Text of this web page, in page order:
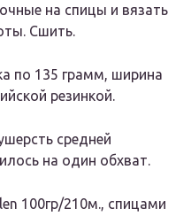
на спицы и вязать
Сшить.
по 135 грамм, ширина
резинкой.
средней
на один обхват.
100гр/210м., спицами